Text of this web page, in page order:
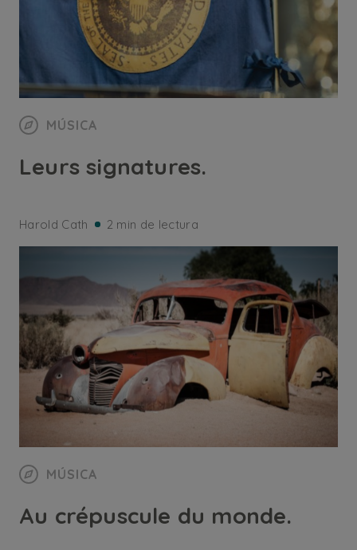
MÚSICA
Leurs signatures.
Harold Cath 2 min de lectura
MÚSICA
Au crépuscule du monde.